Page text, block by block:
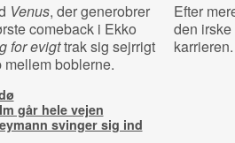
Venus, der generobrer
comeback i Ekko
for evigttrak sig sejrrigt
mellem boblerne.
går hele vejen
svinger sig ind
Efter
den irske
karrieren.